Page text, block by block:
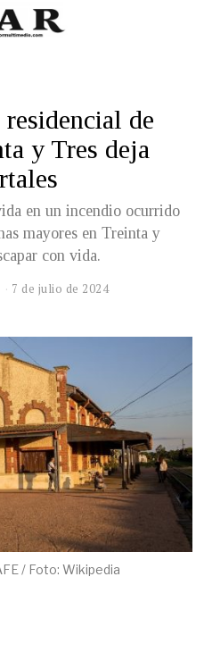
de
y Tres deja
en un incendio ocurrido
mayores en Treinta y
con vida.
7 de julio de 2024
/ Foto: Wikipedia